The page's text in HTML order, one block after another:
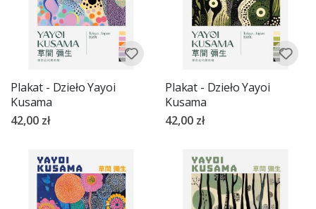
Plakat - Dzieło Yayoi
Kusama
42,00 zł
Plakat - Dzieło Yayoi
Kusama
42,00 zł